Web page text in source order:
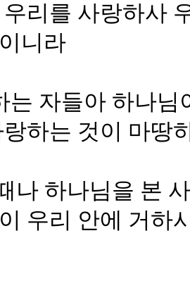
리를 사랑하사
니라
는 자들아 하나
하는 것이 마땅
나 하나님을 본
우리 안에 거하